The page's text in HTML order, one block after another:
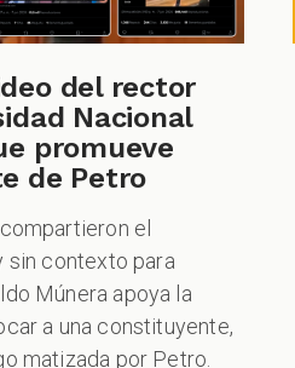
del rector
Nacional
promueve
de Petro
el
sin contexto para
Múnera apoya la
a una constituyente,
matizada por Petro.